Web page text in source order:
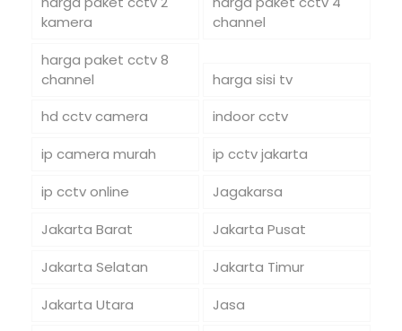
kamera
channel
harga paket cctv 8
channel
harga sisi tv
hd cctv camera
indoor cctv
ip camera murah
ip cctv jakarta
ip cctv online
Jagakarsa
Jakarta Barat
Jakarta Pusat
Jakarta Selatan
Jakarta Timur
Jakarta Utara
Jasa